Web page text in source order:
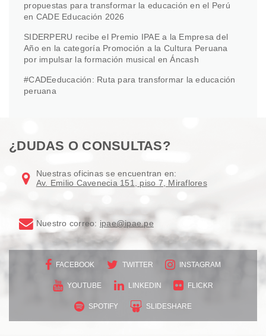
propuestas para transformar la educación en el Perú
en CADE Educación 2026
SIDERPERU recibe el Premio IPAE a la Empresa del
Año en la categoría Promoción a la Cultura Peruana
por impulsar la formación musical en Áncash
#CADEeducación: Ruta para transformar la educación
peruana
¿DUDAS O CONSULTAS?
Nuestras oficinas se encuentran en:
Av. Emilio Cavenecia 151, piso 7, Miraflores
Nuestro correo: ipae@ipae.pe
FACEBOOK TWITTER INSTAGRAM
YOUTUBE LINKEDIN FLICKR
SPOTIFY SLIDESHARE